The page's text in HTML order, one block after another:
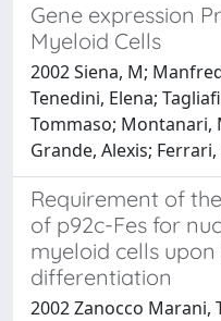
Gene expression
Myeloid Cells
2002 Siena, M;
Tenedini, Elena;
Tommaso; Montanari,
Grande, Alexis;
Requirement of
of p92c-Fes for
myeloid cells
differentiation
2002 Zanocco Marani,